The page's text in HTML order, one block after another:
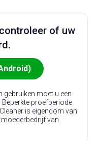
of uw
gebruiken moet u een
Beperkte proefperiode
is eigendom van
moederbedrijf van